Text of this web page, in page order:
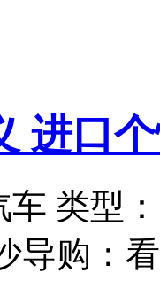
进口
车 类型
导购：